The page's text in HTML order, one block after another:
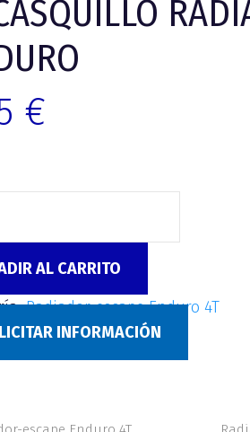
€
AL CARRITO
Radiador-escape Enduro 4T
INFORMACIÓN